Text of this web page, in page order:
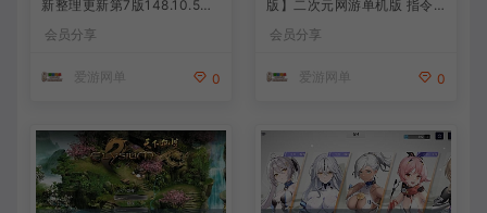
新整理更新第7版148.10.5NI
活动148版本官服GM可无限
频安装教学
会员分享
爱游网单 0
版】二次元网游单机版 指令
背包 抽卡 商店 MOD 未亲测
会员分享
爱游网单 0